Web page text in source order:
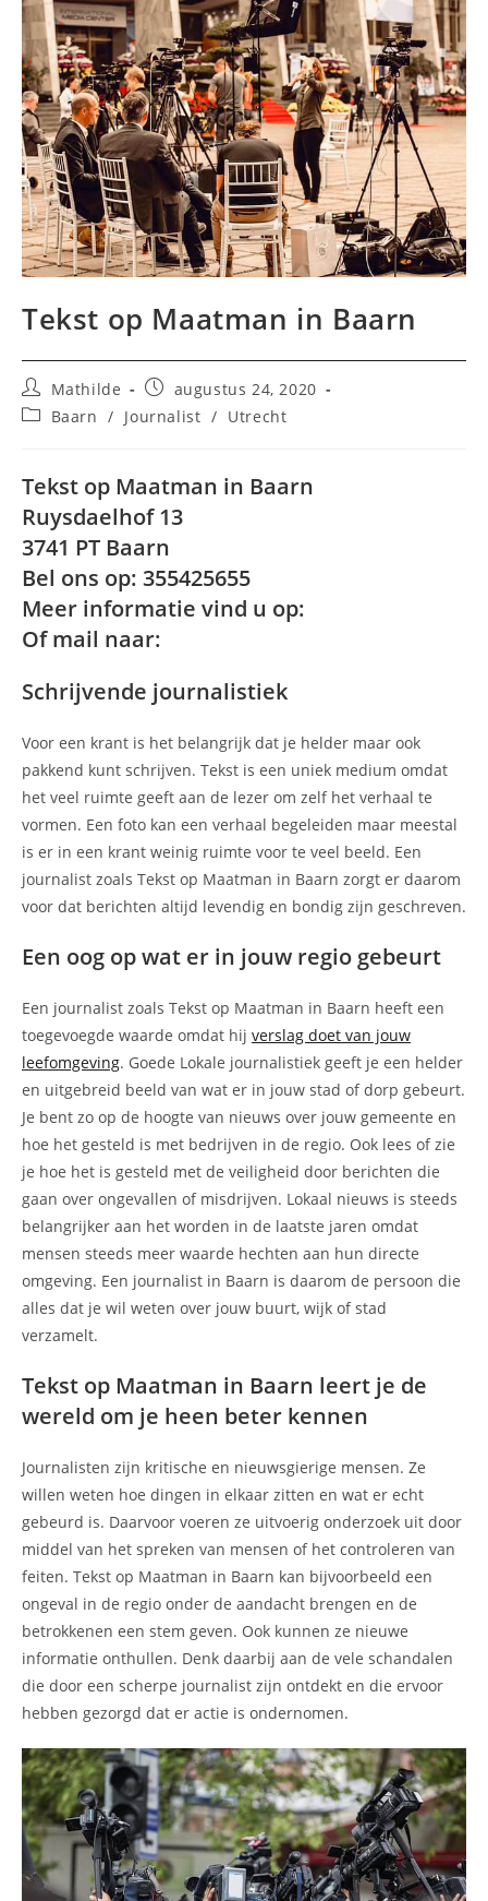
Tekst op Maatman in Baarn
Bericht
auteur:
Mathilde
Bericht
gepubliceerd
op:
augustus 24, 2020
Berichtcategorie:
Baarn / Journalist / Utrecht
Tekst op Maatman in Baarn
Ruysdaelhof 13
3741 PT Baarn
Bel ons op: 355425655
Meer informatie vind u op:
Of mail naar:
Schrijvende journalistiek
Voor een krant is het belangrijk dat je helder maar ook
pakkend kunt schrijven. Tekst is een uniek medium omdat
het veel ruimte geeft aan de lezer om zelf het verhaal te
vormen. Een foto kan een verhaal begeleiden maar meestal
is er in een krant weinig ruimte voor te veel beeld. Een
journalist zoals Tekst op Maatman in Baarn zorgt er daarom
voor dat berichten altijd levendig en bondig zijn geschreven.
Een oog op wat er in jouw regio gebeurt
Een journalist zoals Tekst op Maatman in Baarn heeft een
toegevoegde waarde omdat hij verslag doet van jouw
leefomgeving. Goede Lokale journalistiek geeft je een helder
en uitgebreid beeld van wat er in jouw stad of dorp gebeurt.
Je bent zo op de hoogte van nieuws over jouw gemeente en
hoe het gesteld is met bedrijven in de regio. Ook lees of zie
je hoe het is gesteld met de veiligheid door berichten die
gaan over ongevallen of misdrijven. Lokaal nieuws is steeds
belangrijker aan het worden in de laatste jaren omdat
mensen steeds meer waarde hechten aan hun directe
omgeving. Een journalist in Baarn is daarom de persoon die
alles dat je wil weten over jouw buurt, wijk of stad
verzamelt.
Tekst op Maatman in Baarn leert je de
wereld om je heen beter kennen
Journalisten zijn kritische en nieuwsgierige mensen. Ze
willen weten hoe dingen in elkaar zitten en wat er echt
gebeurd is. Daarvoor voeren ze uitvoerig onderzoek uit door
middel van het spreken van mensen of het controleren van
feiten. Tekst op Maatman in Baarn kan bijvoorbeeld een
ongeval in de regio onder de aandacht brengen en de
betrokkenen een stem geven. Ook kunnen ze nieuwe
informatie onthullen. Denk daarbij aan de vele schandalen
die door een scherpe journalist zijn ontdekt en die ervoor
hebben gezorgd dat er actie is ondernomen.